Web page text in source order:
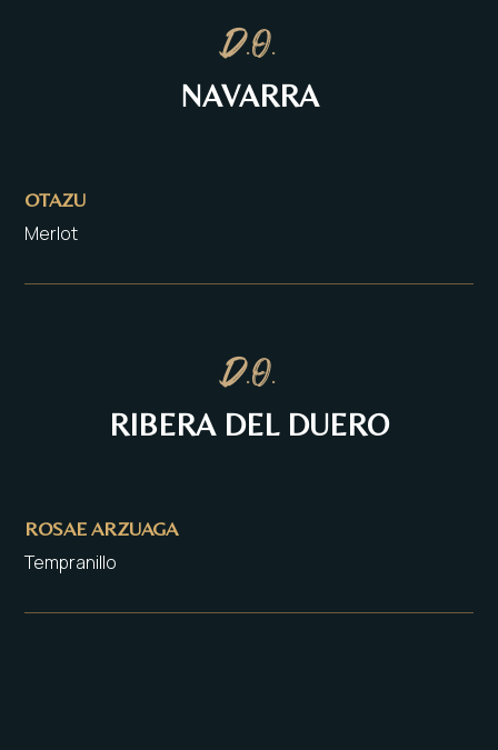
D.O.
NAVARRA
OTAZU
Merlot
D.O.
RIBERA DEL DUERO
ROSAE ARZUAGA
Tempranillo